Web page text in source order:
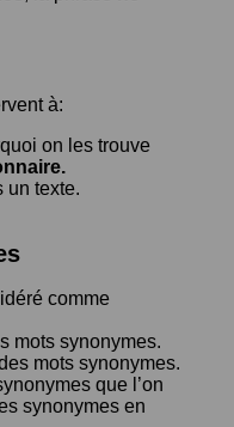
à:
on les trouve
un texte.
comme
mots synonymes.
mots synonymes.
que l’on
synonymes en